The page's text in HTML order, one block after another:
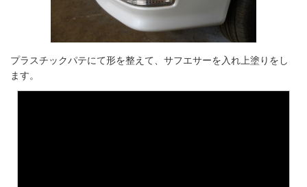
プラスチックパテにて形を整えて、サフエサーを入れ上塗りをし
ます。